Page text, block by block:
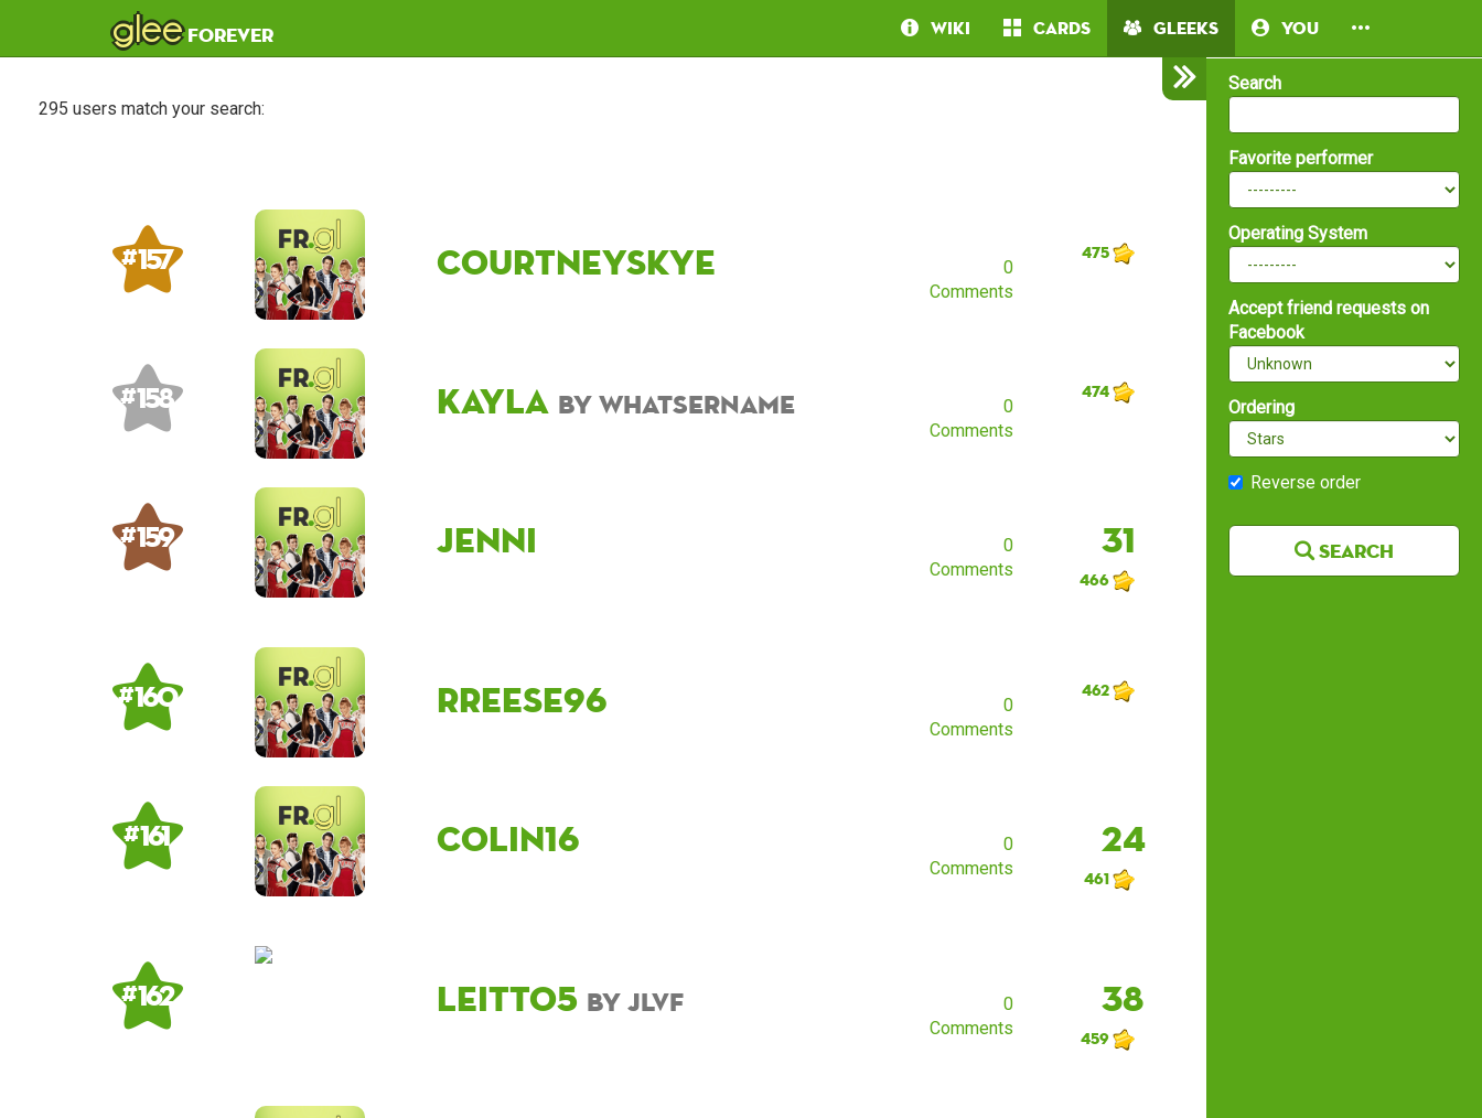
gleeforever Wiki Cards Gleeks You
Search
Favorite performer
Operating System
Accept friend requests on
Facebook
Ordering
Reverse order
Search
295 users match your search:
# 157 CourtneySkye
0
Comments
475
# 158 Kayla by whatsername
0
Comments
474
# 159 Jenni
0
Comments
31
466
# 160 Rreese96
0
Comments
462
# 161 colin16
0
Comments
24
461
# 162 Leitto5 by Jlvf
0
Comments
38
459